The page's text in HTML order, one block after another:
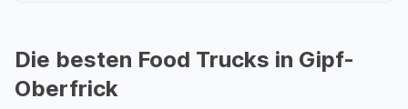
Die besten Food Trucks in Gipf-
Oberfrick